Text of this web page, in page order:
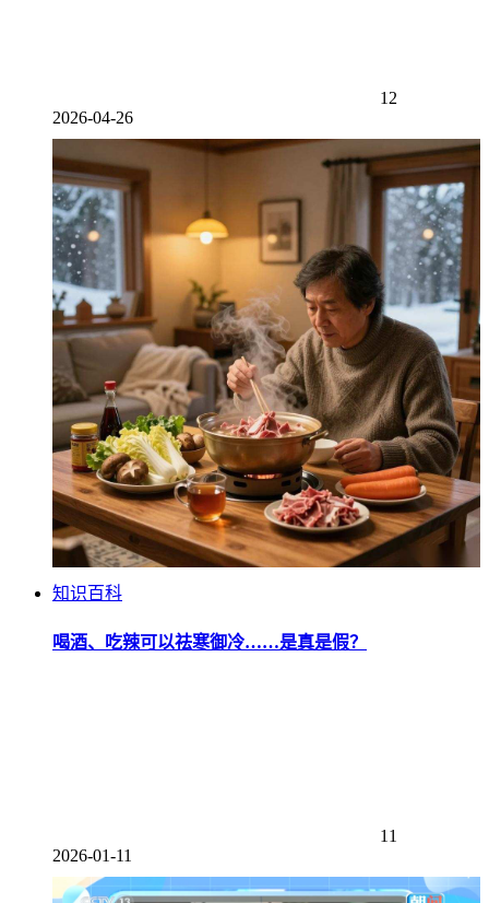
12
2026-04-26
知识百科
喝酒、吃辣可以祛寒御冷……是真是假？
11
2026-01-11